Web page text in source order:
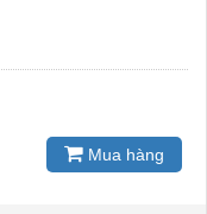
Mua hàng